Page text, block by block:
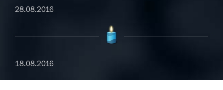
28.08.2016
18.08.2016